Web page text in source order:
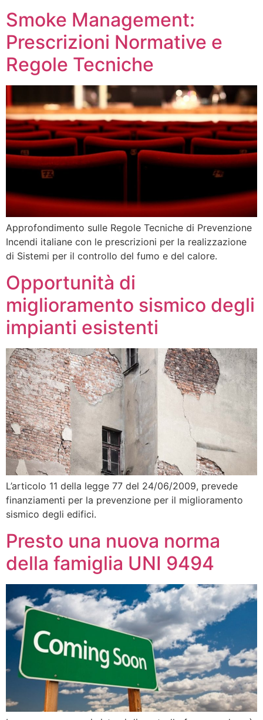
Smoke Management:
Prescrizioni Normative e
Regole Tecniche
Approfondimento sulle Regole Tecniche di Prevenzione
Incendi italiane con le prescrizioni per la realizzazione
di Sistemi per il controllo del fumo e del calore.
Opportunità di
miglioramento sismico degli
impianti esistenti
L’articolo 11 della legge 77 del 24/06/2009, prevede
finanziamenti per la prevenzione per il miglioramento
sismico degli edifici.
Presto una nuova norma
della famiglia UNI 9494